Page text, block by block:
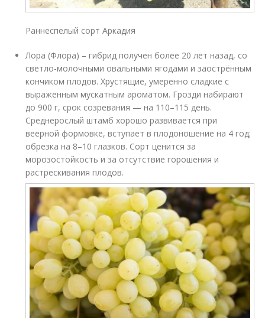
Раннеспелый сорт Аркадия
Лора (Флора) – гибрид получен более 20 лет назад, со
светло-молочными овальными ягодами и заострённым
кончиком плодов. Хрустящие, умеренно сладкие с
выраженным мускатным ароматом. Грозди набирают
до 900 г, срок созревания — на 110–115 день.
Среднерослый штамб хорошо развивается при
веерной формовке, вступает в плодоношение на 4 год;
обрезка на 8–10 глазков. Сорт ценится за
морозостойкость и за отсутствие горошения и
растрескивания плодов.